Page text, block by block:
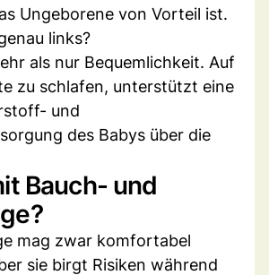
Ungeborene von Vorteil ist.
links?
als nur Bequemlichkeit. Auf
zu schlafen, unterstützt eine
und
des Babys über die
Bauch- und
mag zwar komfortabel
sie birgt Risiken während